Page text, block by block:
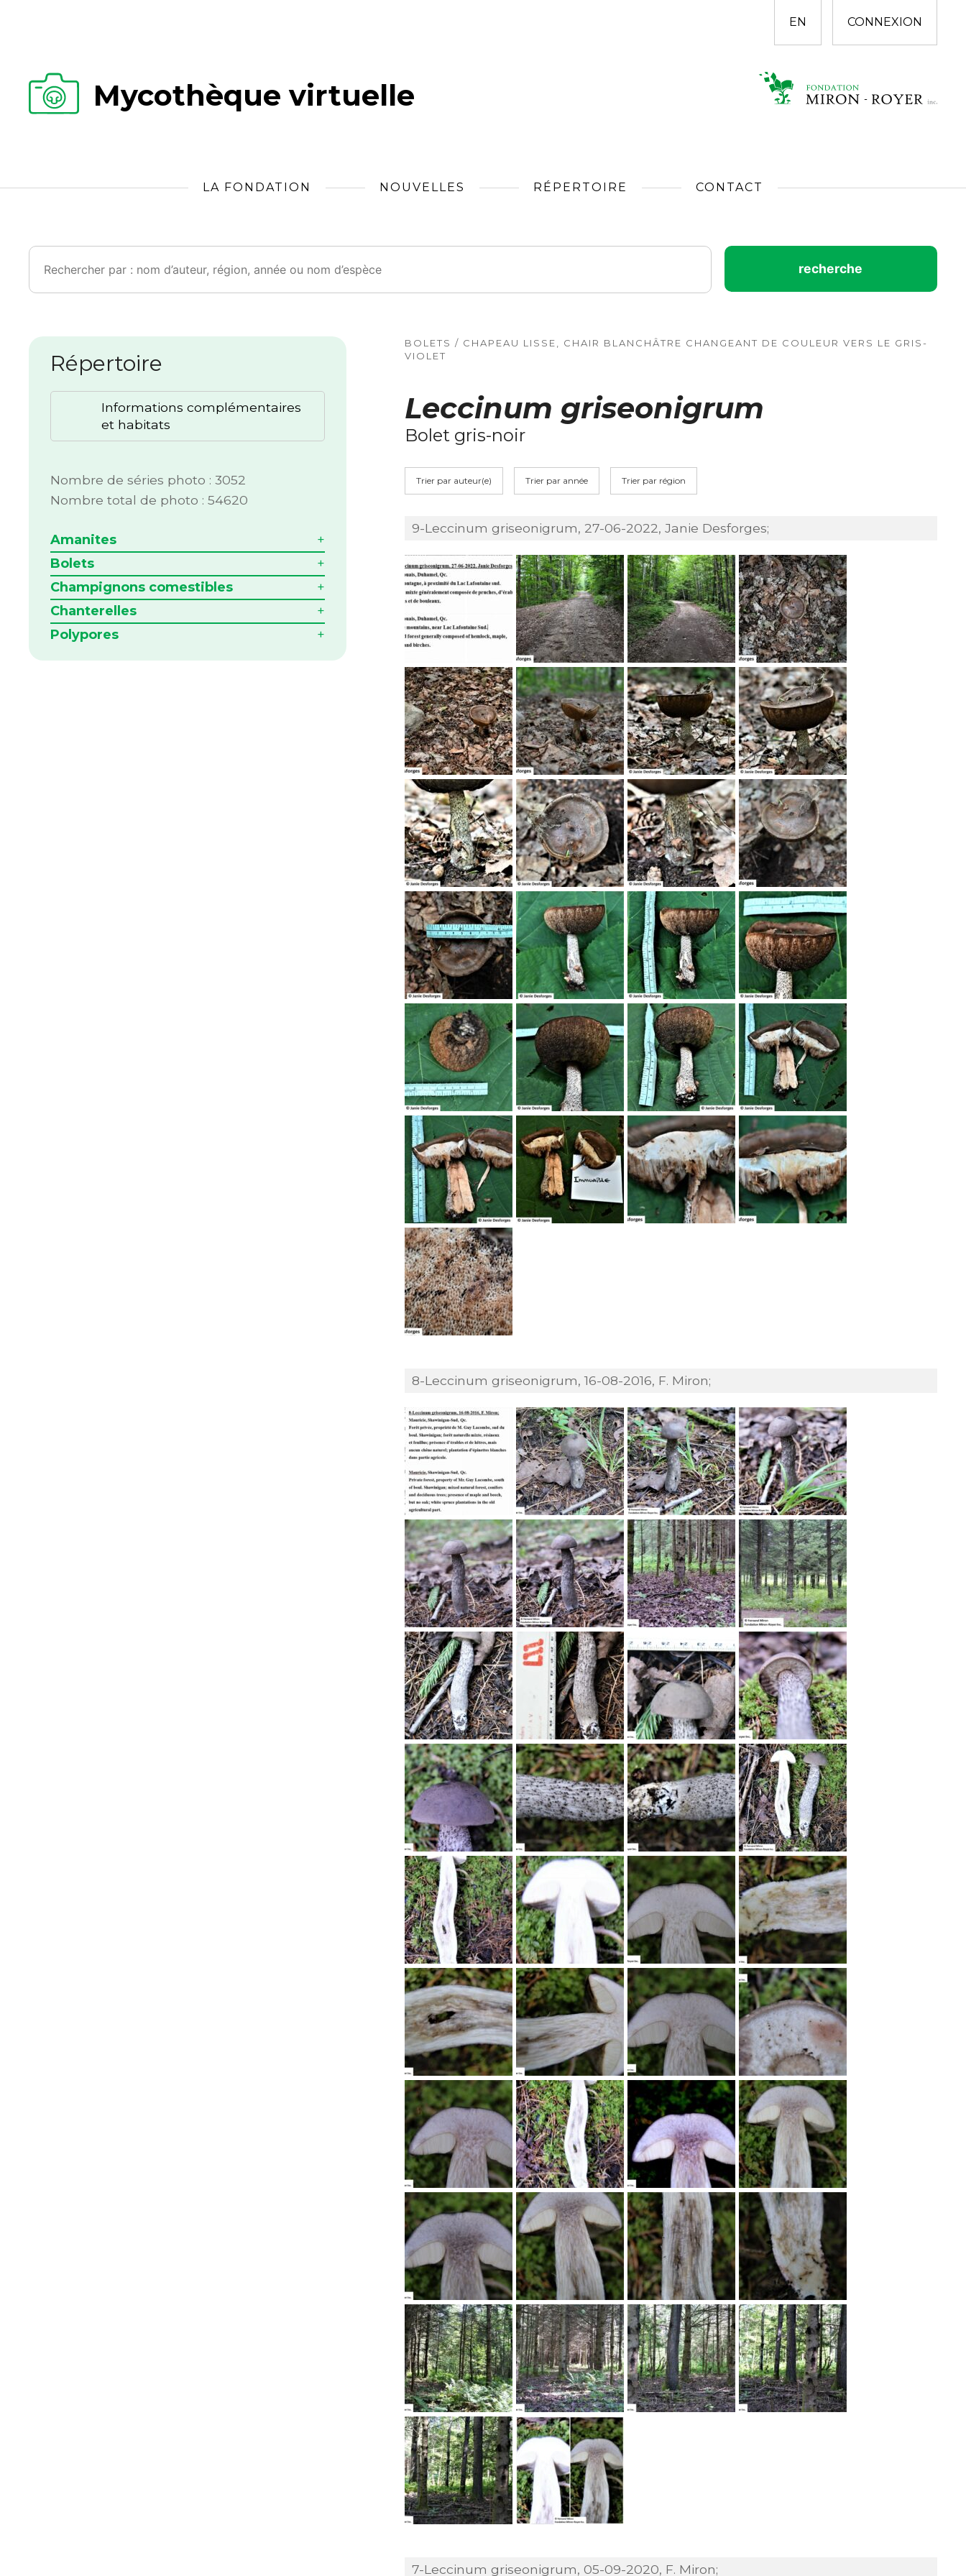
EN CONNEXION
Mycothèque virtuelle
LA FONDATION NOUVELLES RÉPERTOIRE CONTACT
Rechercher :
Répertoire
Informations complémentaires
et habitats
Nombre de séries photo : 3052
Nombre total de photo : 54620
Amanites
Bolets
Champignons comestibles
Chanterelles
Polypores
BOLETS / CHAPEAU LISSE, CHAIR BLANCHÂTRE CHANGEANT DE COULEUR VERS LE GRIS-
VIOLET
Leccinum griseonigrum
Bolet gris-noir
Trier par auteur(e) Trier par année Trier par région
9-Leccinum griseonigrum, 27-06-2022, Janie Desforges;
8-Leccinum griseonigrum, 16-08-2016, F. Miron;
7-Leccinum griseonigrum, 05-09-2020, F. Miron;